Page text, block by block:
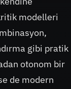
modelleri
gibi pratik
otonom bir
de modern